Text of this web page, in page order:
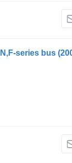
series bus